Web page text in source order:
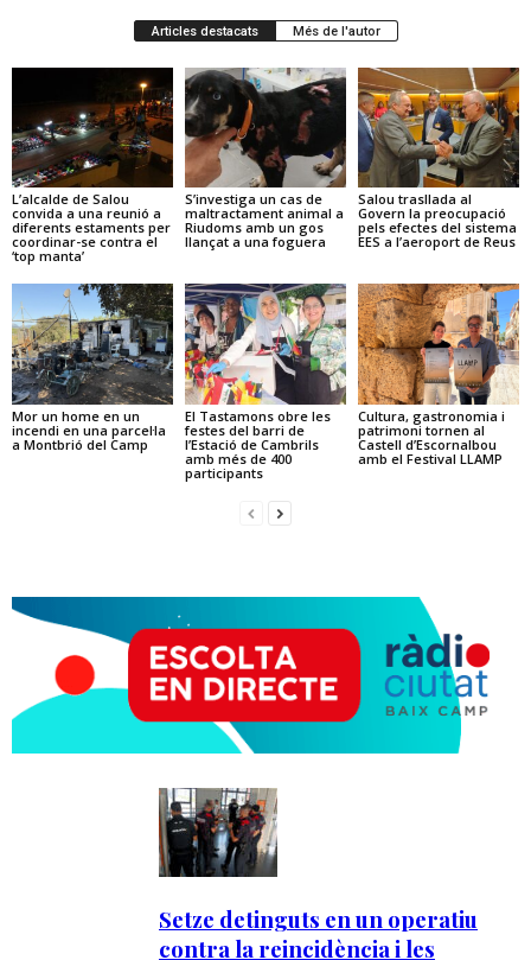
Articles destacats Més de l'autor
L’alcalde de Salou
convida a una reunió a
diferents estaments per
coordinar-se contra el
‘top manta’
S’investiga un cas de
maltractament animal a
Riudoms amb un gos
llançat a una foguera
Salou trasllada al
Govern la preocupació
pels efectes del sistema
EES a l’aeroport de Reus
Mor un home en un
incendi en una parcel·la
a Montbrió del Camp
El Tastamons obre les
festes del barri de
l’Estació de Cambrils
amb més de 400
participants
Cultura, gastronomia i
patrimoni tornen al
Castell d’Escornalbou
amb el Festival LLAMP